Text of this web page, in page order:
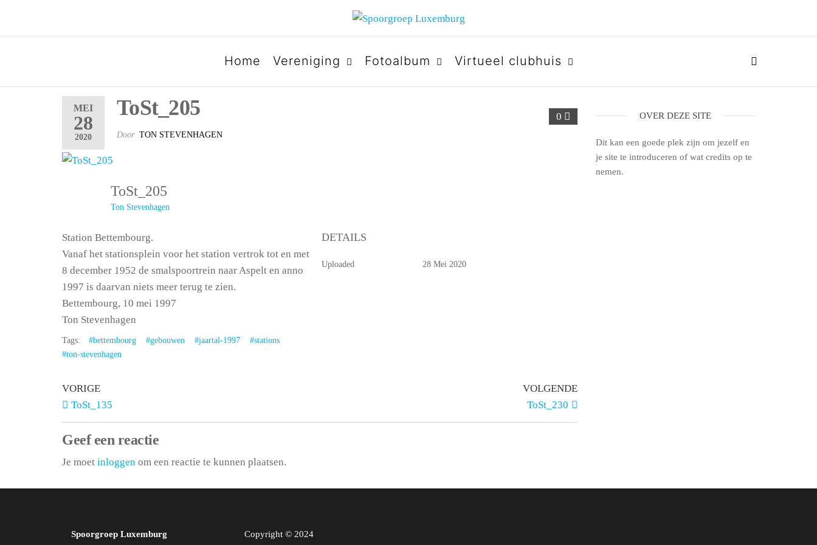
SPOORGROEP LUXEMBURG
Home Vereniging Fotoalbum Virtueel clubhuis
MEI
28
2020
0
ToSt_205
Door TON STEVENHAGEN
ToSt_205
Ton Stevenhagen
Station Bettembourg.
Vanaf het stationsplein voor het station vertrok tot en met
8 december 1952 de smalspoortrein naar Aspelt en anno
1997 is daarvan niets meer terug te zien.
Bettembourg, 10 mei 1997
Ton Stevenhagen
Tags: #bettembourg #gebouwen #jaartal-1997
#stations
#ton-stevenhagen
DETAILS
Uploaded 28 Mei 2020
VORIGE
ToSt_135
VOLGENDE
ToSt_230
Geef een reactie
Je moet inloggen om een reactie te kunnen plaatsen.
OVER DEZE SITE
Dit kan een goede plek zijn om jezelf en
je site te introduceren of wat credits op te
nemen.
Spoorgroep Luxemburg
Copyright © 2024